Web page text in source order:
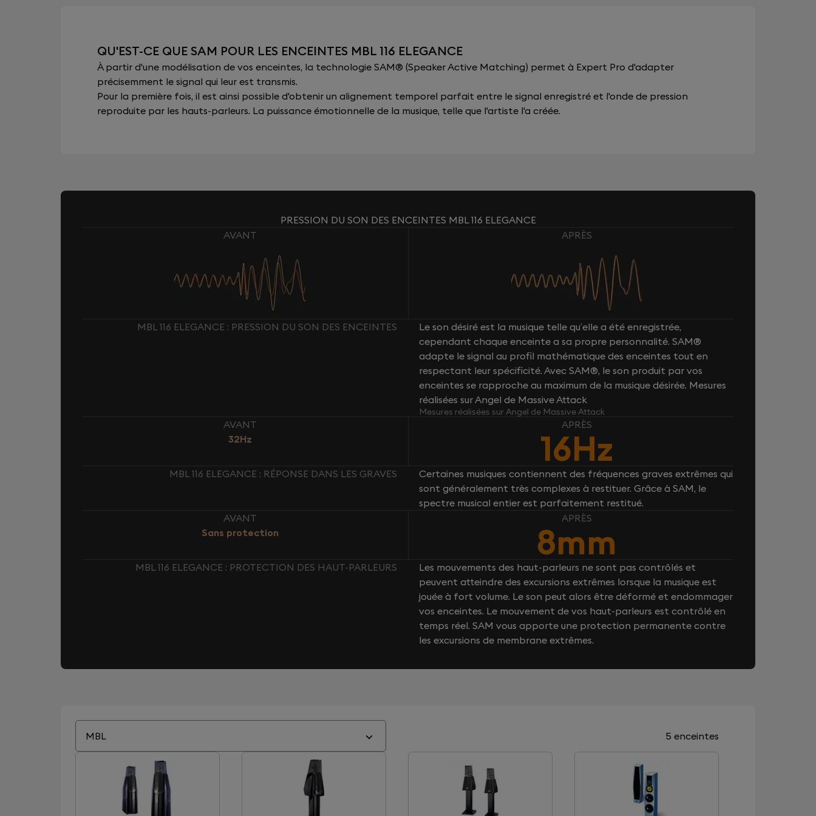
QU'EST-CE QUE SAM POUR LES ENCEINTES MBL 116 ELEGANCE
À partir d'une modélisation de vos enceintes, la technologie SAM® (Speaker Active Matching) permet à Expert Pro d'adapter
précisemment le signal qui leur est transmis.
Pour la première fois, il est ainsi possible d'obtenir un alignement temporel parfait entre le signal enregistré et l'onde de pression
reproduite par les hauts-parleurs. La puissance émotionnelle de la musique, telle que l'artiste l'a créée.
PRESSION DU SON DES ENCEINTES MBL 116 ELEGANCE
AVANT
APRÈS
MBL 116 ELEGANCE : PRESSION DU SON DES ENCEINTES
Le son désiré est la musique telle qu’elle a été enregistrée,
cependant chaque enceinte a sa propre personnalité. SAM®
adapte le signal au profil mathématique des enceintes tout en
respectant leur spécificité. Avec SAM®, le son produit par vos
enceintes se rapproche au maximum de la musique désirée. Mesures
réalisées sur Angel de Massive Attack
Mesures réalisées sur Angel de Massive Attack
AVANT
32Hz
APRÈS
16Hz
MBL 116 ELEGANCE : RÉPONSE DANS LES GRAVES
Certaines musiques contiennent des fréquences graves extrêmes qui
sont généralement très complexes à restituer. Grâce à SAM, le
spectre musical entier est parfaitement restitué.
AVANT
Sans protection
APRÈS
8mm
MBL 116 ELEGANCE : PROTECTION DES HAUT-PARLEURS
Les mouvements des haut-parleurs ne sont pas contrôlés et
peuvent atteindre des excursions extrêmes lorsque la musique est
jouée à fort volume. Le son peut alors être déformé et endommager
vos enceintes. Le mouvement de vos haut-parleurs est contrôlé en
temps réel. SAM vous apporte une protection permanente contre
les excursions de membrane extrêmes.
MBL 5 enceintes